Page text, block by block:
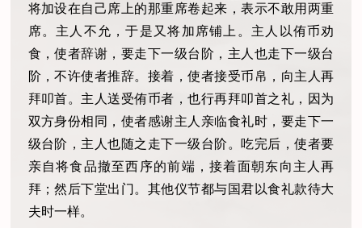
将加设在自己席上的那重席卷起来，表示不敢用两重
席。主人不允，于是又将加席铺上。主人以侑币劝
食，使者辞谢，要走下一级台阶，主人也走下一级台
阶，不许使者推辞。接着，使者接受币帛，向主人再
拜叩首。主人送受侑币者，也行再拜叩首之礼，因为
双方身份相同，使者感谢主人亲临食礼时，要走下一
级台阶，主人也随之走下一级台阶。吃完后，使者要
亲自将食品撤至西序的前端，接着面朝东向主人再
拜；然后下堂出门。其他仪节都与国君以食礼款待大
夫时一样。